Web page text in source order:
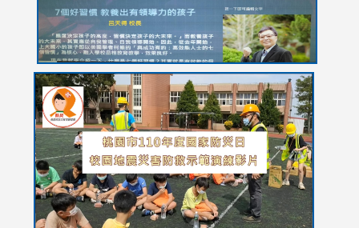
link
to
https://drive.google.com/file/d/
usp=sharing